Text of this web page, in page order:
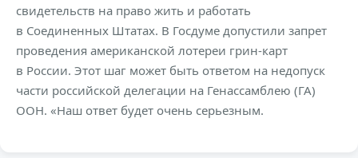
свидетельств на право жить и работать
в Соединенных Штатах. В Госдуме допустили запрет
проведения американской лотереи грин-карт
в России. Этот шаг может быть ответом на недопуск
части российской делегации на Генассамблею (ГА)
ООН. «Наш ответ будет очень серьезным.